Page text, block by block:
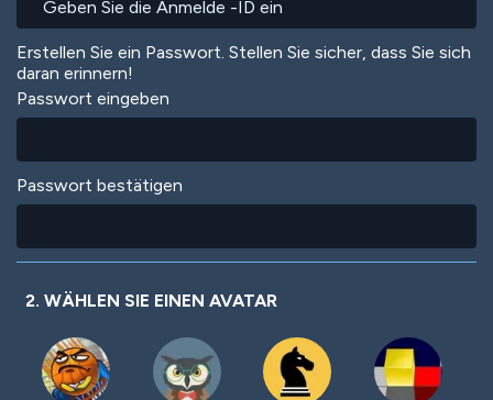
Erstellen Sie ein Passwort. Stellen Sie sicher, dass Sie sich
daran erinnern!
Passwort eingeben
Passwort bestätigen
2. WÄHLEN SIE EINEN AVATAR